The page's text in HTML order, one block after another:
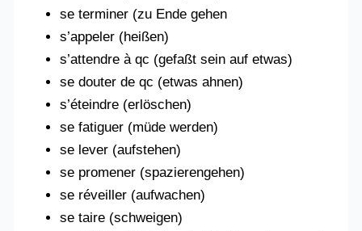
se terminer (zu Ende gehen
s’appeler (heißen)
s’attendre à qc (gefaßt sein auf etwas)
se douter de qc (etwas ahnen)
s’éteindre (erlöschen)
se fatiguer (müde werden)
se lever (aufstehen)
se promener (spazierengehen)
se réveiller (aufwachen)
se taire (schweigen)